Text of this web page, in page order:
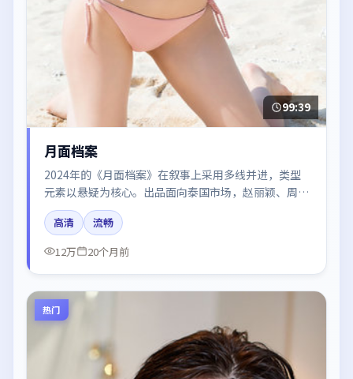
99:39
月面档案
2024年的《月面档案》在叙事上采用多线并进，类型
元素以悬疑为核心。出品面向泰国市场，赵丽颖、周冬
雨、迪丽热巴、张译、朱一龙所饰角色推动关键反转，
结尾留白引发讨论。
高清
流畅
12万
20个月前
热门